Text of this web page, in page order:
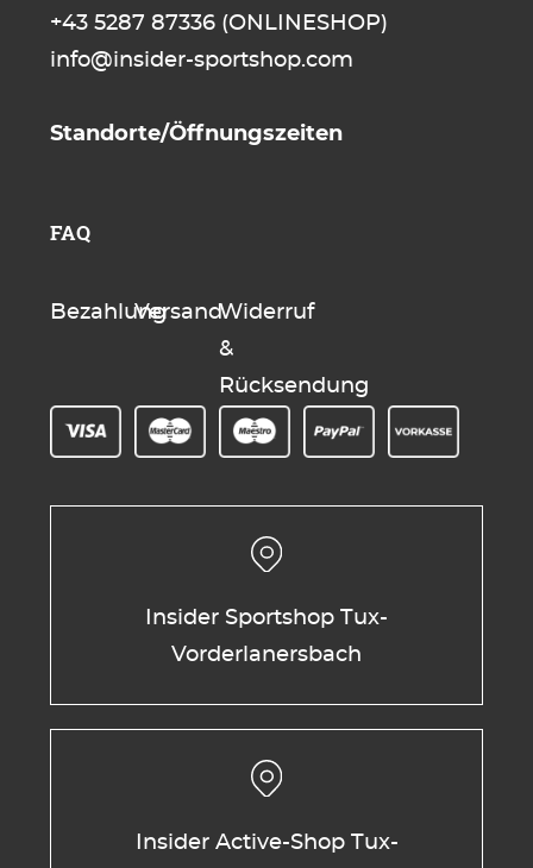
+43 5287 87336 (ONLINESHOP)
info@insider-sportshop.com
Standorte/Öffnungszeiten
FAQ
BezahlungVersandWiderruf
&
Rücksendung
Insider Sportshop Tux-
Vorderlanersbach
Insider Active-Shop Tux-